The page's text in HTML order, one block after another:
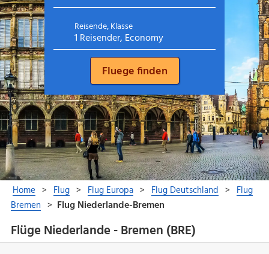
Flüge Niederlande - Bremen (BRE)